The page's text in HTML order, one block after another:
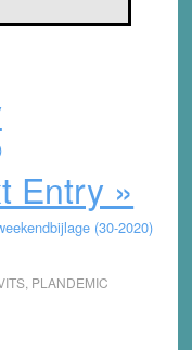
Entry »
(30-2020)
, PLANDEMIC